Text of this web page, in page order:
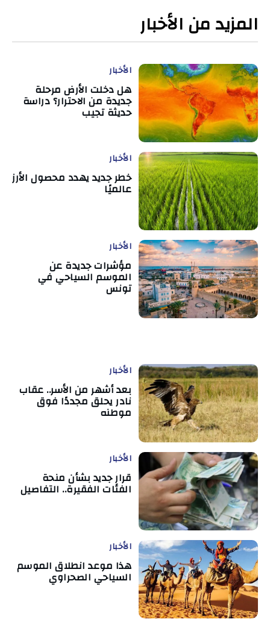
المزيد من الأخبار
الأخبار
هل دخلت الأرض مرحلة
جديدة من الاحترار؟ دراسة
حديثة تجيب
الأخبار
خطر جديد يهدد محصول الأرز
عالميًا
الأخبار
مؤشرات جديدة عن
الموسم السياحي في
تونس
الأخبار
بعد أشهر من الأسر.. عقاب
نادر يحلق مجددًا فوق
موطنه
الأخبار
قرار جديد بشأن منحة
الفئات الفقيرة.. التفاصيل
الأخبار
هذا موعد انطلاق الموسم
السياحي الصحراوي